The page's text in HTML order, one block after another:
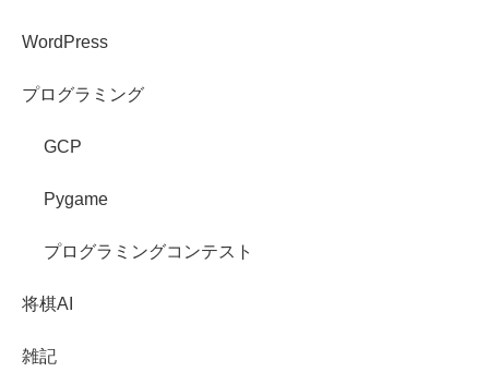
WordPress
プログラミング
GCP
Pygame
プログラミングコンテスト
将棋AI
雑記